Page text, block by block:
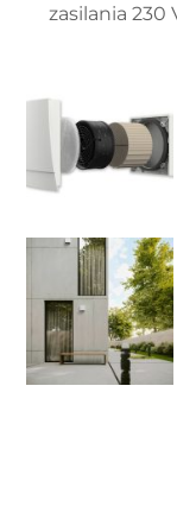
zasilania 230